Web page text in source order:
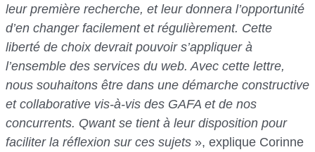
leur première recherche, et leur donnera l’opportunité
d’en changer facilement et régulièrement. Cette
liberté de choix devrait pouvoir s’appliquer à
l’ensemble des services du web. Avec cette lettre,
nous souhaitons être dans une démarche constructive
et collaborative vis-à-vis des GAFA et de nos
concurrents. Qwant se tient à leur disposition pour
faciliter la réflexion sur ces sujets », explique Corinne